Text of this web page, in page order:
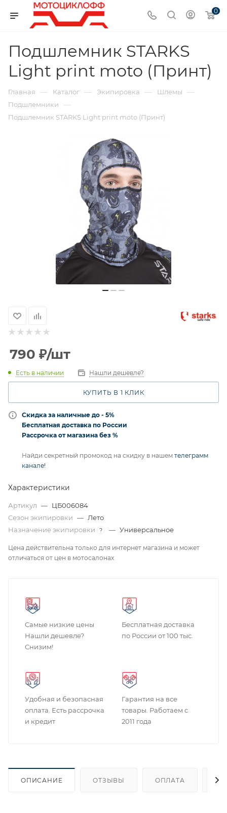
0
Подшлемник STARKS
Light print moto (Принт)
Главная — Каталог — Экипировка — Шлемы —
Подшлемники —
Подшлемник STARKS Light print moto (Принт)
790 ₽/шт
Есть в наличии Нашли дешевле?
КУПИТЬ В 1 КЛИК
Скидка за наличные до - 5%
Бесплатная доставка по России
Рассрочка от магазина без %
Найди секретный промокод на скидку в нашем телеграмм
канале!
Характеристики
Артикул — ЦБ006084
Сезон экипировки — Лето
Назначение экипировки
? — Универсальное
Цена действительна только для интернет магазина и может
отличаться от цен в мотосалонах
Самые низкие цены
Нашли дешевле?
Снизим!
Бесплатная доставка
по России от 100 тыс.
Удобная и безопасная
оплата. Есть рассрочка
и кредит
Гарантия на все
товары. Работаем с
2011 года
ОПИСАНИЕ ОТЗЫВЫ ОПЛАТА